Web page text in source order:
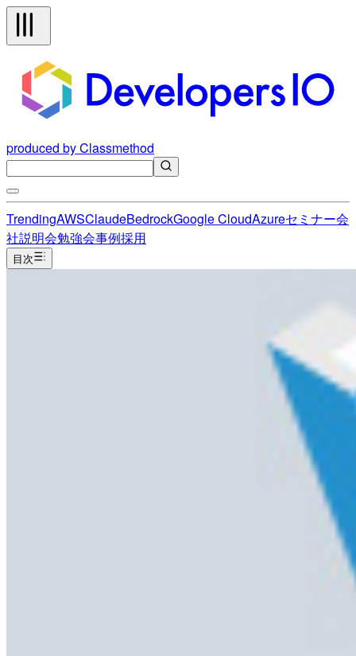
produced by Classmethod
TrendingAWSClaudeBedrockGoogle CloudAzureセミナー会
社説明会勉強会事例採用
目次